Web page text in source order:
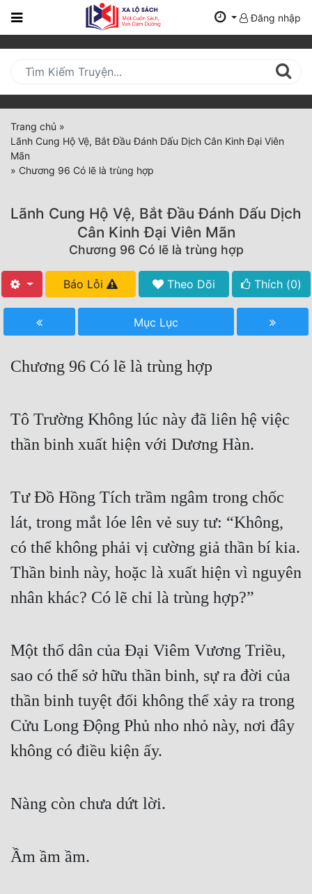
Trang
Mới
Cập
Nhật
(current)
BXH
Hoàn Thành
Free
Hậu Cung
Truyện Dịch
Truyện Nhập Môn
Xa Lộ Dịch
Cung Đấu
Cạnh Kỹ
Cổ Tiên Hiệp
Dị Giới
Dị Năng
Góc Nhìn Nam
Huyền Huyễn
Đăng nhập
Trang chủ »
Lãnh Cung Hộ Vệ, Bắt Đầu Đánh Dấu Dịch Cân Kinh Đại Viên
Mãn
» Chương 96 Có lẽ là trùng hợp
Lãnh Cung Hộ Vệ, Bắt Đầu Đánh Dấu Dịch
Cân Kinh Đại Viên Mãn
Chương 96 Có lẽ là trùng hợp
Báo Lỗi Theo Dõi Thích (0)
Mục Lục
Chương 96 Có lẽ là trùng hợp
Tô Trường Không lúc này đã liên hệ việc
thần binh xuất hiện với Dương Hàn.
Tư Đồ Hồng Tích trầm ngâm trong chốc
lát, trong mắt lóe lên vẻ suy tư: “Không,
có thể không phải vị cường giả thần bí kia.
Thần binh này, hoặc là xuất hiện vì nguyên
nhân khác? Có lẽ chỉ là trùng hợp?”
Một thổ dân của Đại Viêm Vương Triều,
sao có thể sở hữu thần binh, sự ra đời của
thần binh tuyệt đối không thể xảy ra trong
Cửu Long Động Phủ nho nhỏ này, nơi đây
không có điều kiện ấy.
Nàng còn chưa dứt lời.
Ầm ầm ầm.